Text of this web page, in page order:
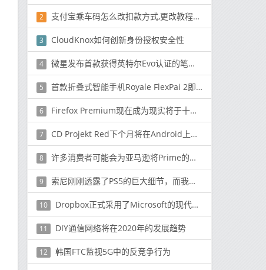
2 支付宝乘车码怎么改扣款方式,更改教程详解
3 CloudKnox如何创新身份授权安全性
4 微星发布首款获得英特尔Evo认证的笔记本电脑
5 首款折叠式智能手机Royale FlexPai 2即将面世
6 Firefox Premium现在成为现实将于十月发布
7 CD Projekt Red下个月将在Android上启动GWENT
8 许多消费者可能会为亚马逊将Prime的两天运送特权转换为一日交付的计划而欢呼
9 索尼刚刚透露了PS5的巨大细节，而我们几乎错过了
10 Dropbox正式​​采用了Microsoft的现代应用程序的移动计算方法
11 DIY通信网络将在2020年的发展趋势
12 韩国FTC监视5G中的反竞争行为